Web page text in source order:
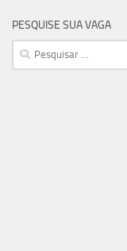
PESQUISE SUA VAGA
Pesquisar
por: